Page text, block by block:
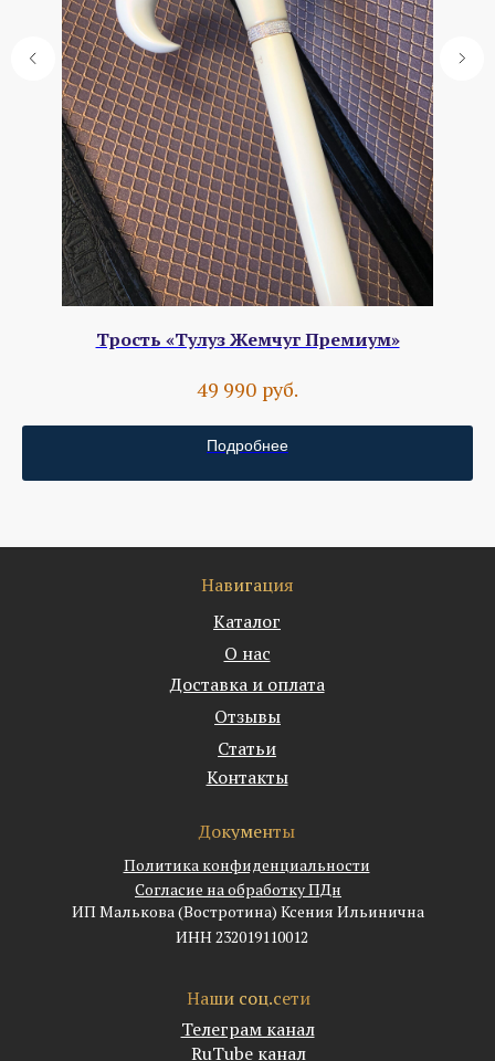
Трость «Тулуз Жемчуг Премиум»
49 990 руб.
Подробнее
Навигация
Каталог
О нас
Доставка и оплата
ИП Малькова (Востротина) Ксения Ильинична
ИНН 232019110012
Политика конфиденциальности
Отзывы
Статьи
RuTube канал
Наши соц.сети
Телеграм канал
Контакты
Документы
Согласие на обработку ПДн